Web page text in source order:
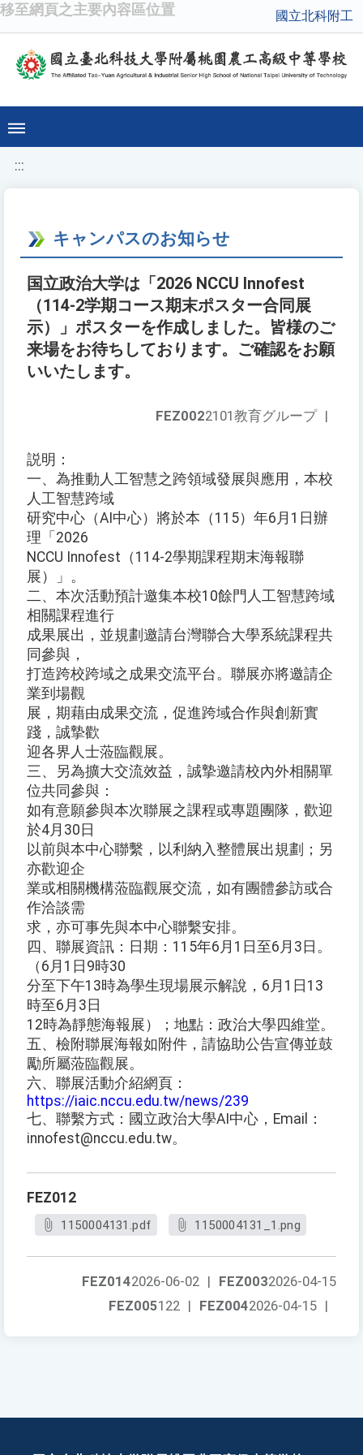
移至網頁之主要內容區位置 國立北科附工
:::
キャンパスのお知らせ
国立政治大学は「2026 NCCU Innofest
（114-2学期コース期末ポスター合同展
示）」ポスターを作成しました。皆様のご
来場をお待ちしております。ご確認をお願
いいたします。
FEZ0022101教育グループ |
説明：
一、為推動人工智慧之跨領域發展與應用，本校
人工智慧跨域
研究中心（AI中心）將於本（115）年6月1日辦
理「2026
NCCU Innofest（114-2學期課程期末海報聯
展）」。
二、本次活動預計邀集本校10餘門人工智慧跨域
相關課程進行
成果展出，並規劃邀請台灣聯合大學系統課程共
同參與，
打造跨校跨域之成果交流平台。聯展亦將邀請企
業到場觀
展，期藉由成果交流，促進跨域合作與創新實
踐，誠摯歡
迎各界人士蒞臨觀展。
三、另為擴大交流效益，誠摯邀請校內外相關單
位共同參與：
如有意願參與本次聯展之課程或專題團隊，歡迎
於4月30日
以前與本中心聯繫，以利納入整體展出規劃；另
亦歡迎企
業或相關機構蒞臨觀展交流，如有團體參訪或合
作洽談需
求，亦可事先與本中心聯繫安排。
四、聯展資訊：日期：115年6月1日至6月3日。
（6月1日9時30
分至下午13時為學生現場展示解說，6月1日13
時至6月3日
12時為靜態海報展）；地點：政治大學四維堂。
五、檢附聯展海報如附件，請協助公告宣傳並鼓
勵所屬蒞臨觀展。
六、聯展活動介紹網頁：
https://iaic.nccu.edu.tw/news/239
七、聯繫方式：國立政治大學AI中心，Email：
innofest@nccu.edu.tw。
FEZ012
1150004131.pdf 1150004131_1.png
FEZ0032026-04-15
FEZ0142026-06-02 |
FEZ0042026-04-15 |
FEZ005122 |